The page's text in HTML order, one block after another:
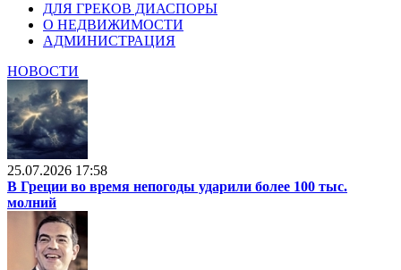
ДЛЯ ГРЕКОВ ДИАСПОРЫ
О НЕДВИЖИМОСТИ
АДМИНИСТРАЦИЯ
НОВОСТИ
25.07.2026 17:58
В Греции во время непогоды ударили более 100 тыс.
молний